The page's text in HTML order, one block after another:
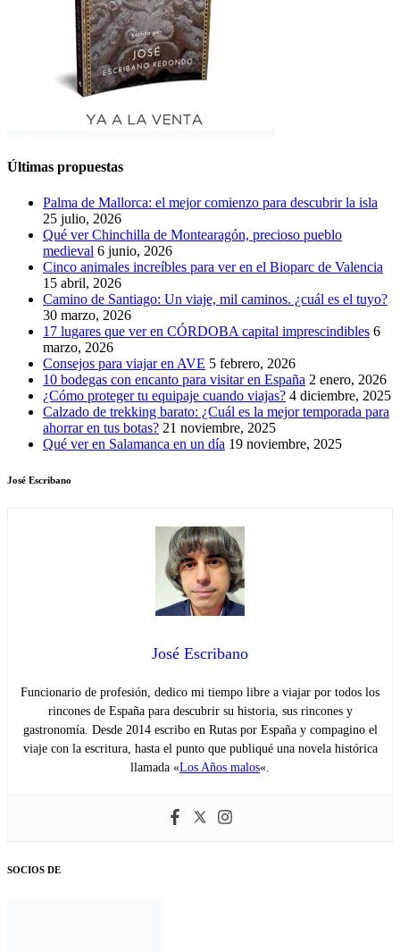
Últimas propuestas
Palma de Mallorca: el mejor comienzo para descubrir la isla
25 julio, 2026
Qué ver Chinchilla de Montearagón, precioso pueblo
medieval 6 junio, 2026
Cinco animales increíbles para ver en el Bioparc de Valencia
15 abril, 2026
Camino de Santiago: Un viaje, mil caminos. ¿cuál es el tuyo?
30 marzo, 2026
17 lugares que ver en CÓRDOBA capital imprescindibles 6
marzo, 2026
Consejos para viajar en AVE 5 febrero, 2026
10 bodegas con encanto para visitar en España 2 enero, 2026
¿Cómo proteger tu equipaje cuando viajas? 4 diciembre, 2025
Calzado de trekking barato: ¿Cuál es la mejor temporada para
ahorrar en tus botas? 21 noviembre, 2025
Qué ver en Salamanca en un día 19 noviembre, 2025
José Escribano
José Escribano
Funcionario de profesión, dedico mi tiempo libre a viajar por todos los
rincones de España para descubrir su historia, sus rincones y
gastronomía. Desde 2014 escribo en Rutas por España y compagino el
viaje con la escritura, hasta el punto que publiqué una novela histórica
llamada «Los Años malos«.
SOCIOS DE